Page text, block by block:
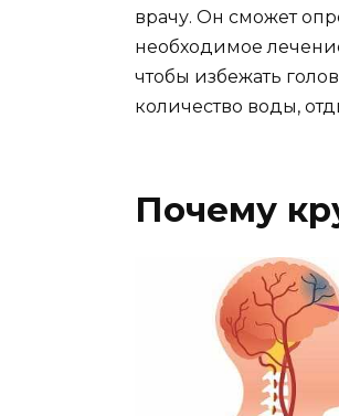
врачу. Он сможет
необходимое
чтобы избежать
количество воды,
Почему